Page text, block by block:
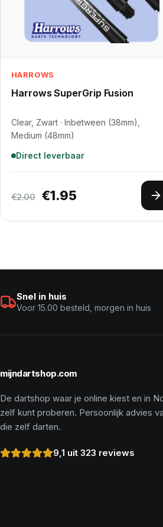
HARROWS
Harrows SuperGrip Fusion
Clear, Zwart · Inbetween (38mm),
Medium (48mm)
Direct leverbaar
€2.00 Oorspronkelijke
€1.95Huidige prijs
Snel in huis
Voor 15.00 besteld, morgen in huis
mijndartshop.com
De dartshop waar je online kiest en in
zelf kunt proberen. Persoonlijk advies
die zelf darten.
9,1 uit 323 reviews